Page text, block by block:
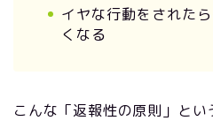
イヤな行動をされた
くなる
こんな「返報性の原則」とい